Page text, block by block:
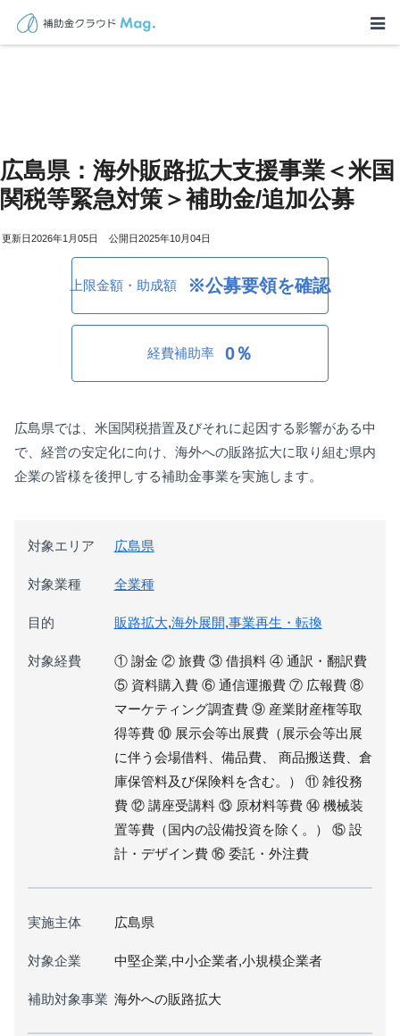
広島県：海外販路拡大支援事業＜米国
関税等緊急対策＞補助金/追加公募
2026年1月05日 2025年10月04日
上限金額・助成額 ※公募要領を確認
経費補助率 0％
広島県では、米国関税措置及びそれに起因する影響がある中
で、経営の安定化に向け、海外への販路拡大に取り組む県内
企業の皆様を後押しする補助金事業を実施します。
対象エリア 広島県
対象業種 全業種
目的 販路拡大,海外展開,事業再生・転換
対象経費
① 謝金 ② 旅費 ③ 借損料 ④ 通訳・翻訳費
⑤ 資料購入費 ⑥ 通信運搬費 ⑦ 広報費 ⑧
マーケティング調査費 ⑨ 産業財産権等取
得等費 ⑩ 展示会等出展費（展示会等出展
に伴う会場借料、備品費、 商品搬送費、倉
庫保管料及び保険料を含む。） ⑪ 雑役務
費 ⑫ 講座受講料 ⑬ 原材料等費 ⑭ 機械装
置等費（国内の設備投資を除く。） ⑮ 設
計・デザイン費 ⑯ 委託・外注費
実施主体 広島県
対象企業 中堅企業,中小企業者,小規模企業者
補助対象事業 海外への販路拡大